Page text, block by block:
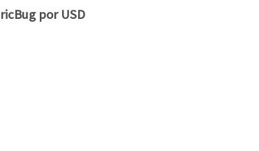
por USD